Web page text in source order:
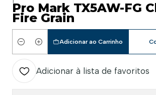
Pro Mark TX5AW-FG
Fire Grain
Quantidade
Adicionar ao Carrinho
Adicionar à lista de favoritos